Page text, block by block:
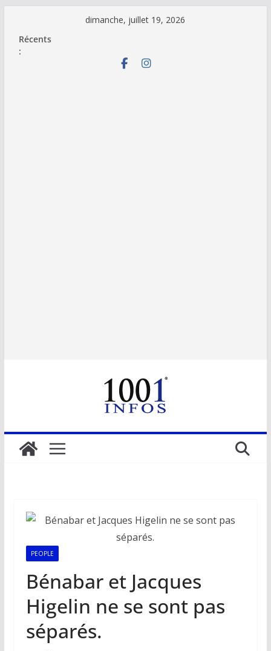
contenu
dimanche, juillet 19, 2026
Récents
:
PEOPLE
Bénabar et Jacques
Higelin ne se sont pas
séparés.